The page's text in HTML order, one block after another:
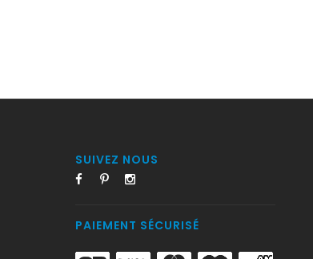
SUIVEZ NOUS
PAIEMENT SÉCURISÉ